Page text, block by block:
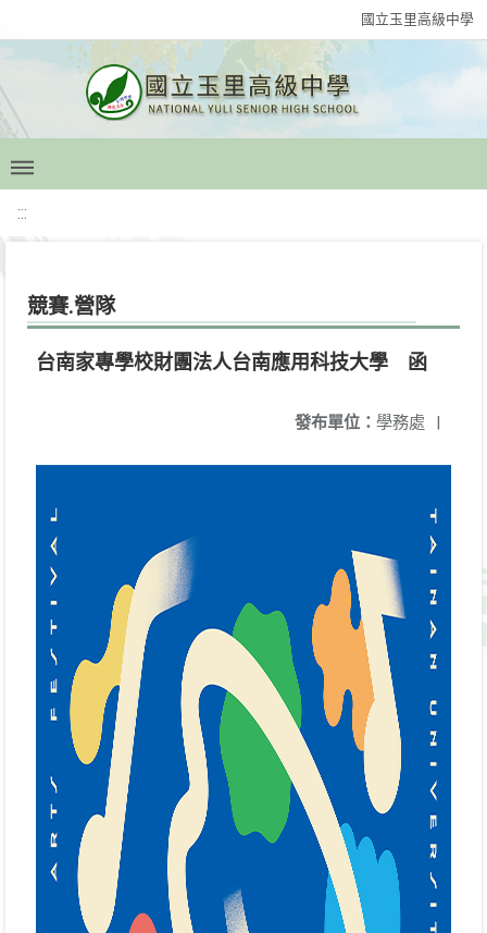
國立玉里高級中學
:::
競賽.營隊
台南家專學校財團法人台南應用科技大學 函
發布單位： 學務處 |